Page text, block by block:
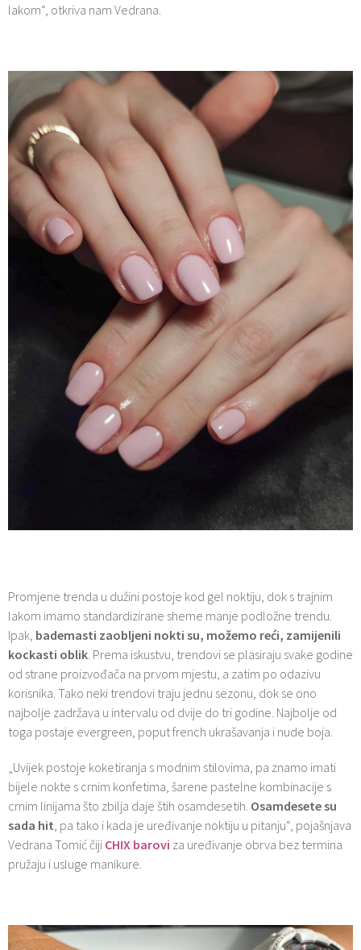
lakom“, otkriva nam Vedrana.
Promjene trenda u dužini postoje kod gel noktiju, dok s trajnim
lakom imamo standardizirane sheme manje podložne trendu.
Ipak, bademasti zaobljeni nokti su, možemo reći, zamijenili
kockasti oblik. Prema iskustvu, trendovi se plasiraju svake godine
od strane proizvođača na prvom mjestu, a zatim po odazivu
korisnika. Tako neki trendovi traju jednu sezonu, dok se ono
najbolje zadržava u intervalu od dvije do tri godine. Najbolje od
toga postaje evergreen, poput french ukrašavanja i nude boja.
„Uvijek postoje koketiranja s modnim stilovima, pa znamo imati
bijele nokte s crnim konfetima, šarene pastelne kombinacije s
crnim linijama što zbilja daje štih osamdesetih. Osamdesete su
sada hit, pa tako i kada je uređivanje noktiju u pitanju“, pojašnjava
Vedrana Tomić čiji CHIX barovi za uređivanje obrva bez termina
pružaju i usluge manikure.